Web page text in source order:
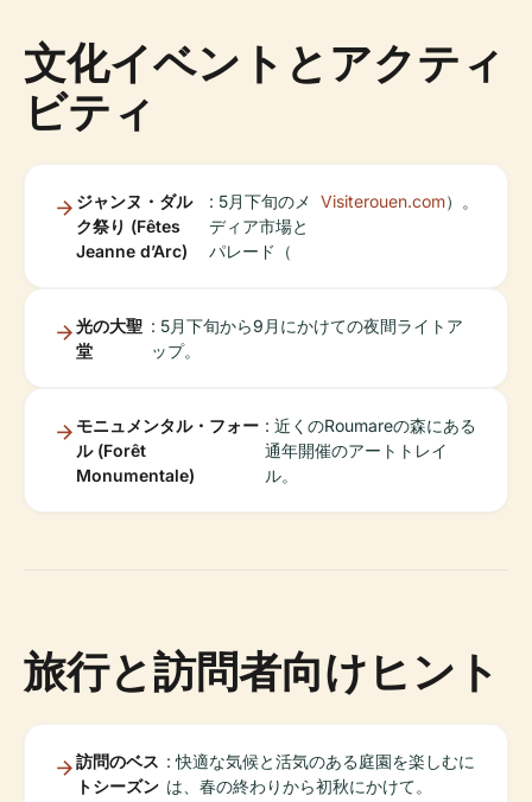
文化イベントとアクティ
ビティ
ジャンヌ・ダル
ク祭り (Fêtes
Jeanne d’Arc)
: 5月下旬のメ
ディア市場と
パレード（
Visiterouen.com）。
光の大聖
堂
: 5月下旬から9月にかけての夜間ライトア
ップ。
モニュメンタル・フォー
ル (Forêt
Monumentale)
: 近くのRoumareの森にある
通年開催のアートトレイ
ル。
旅行と訪問者向けヒント
訪問のベス
トシーズン
: 快適な気候と活気のある庭園を楽しむに
は、春の終わりから初秋にかけて。